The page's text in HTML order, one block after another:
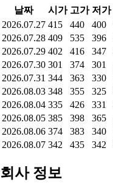
날짜 시가 고가 저가
2026.07.27 415 440 400
2026.07.28 409 535 396
2026.07.29 402 416 347
2026.07.30 301 374 301
2026.07.31 344 363 330
2026.08.03 348 355 325
2026.08.04 335 426 331
2026.08.05 385 398 365
2026.08.06 374 383 340
2026.08.07 342 435 342
회사 정보